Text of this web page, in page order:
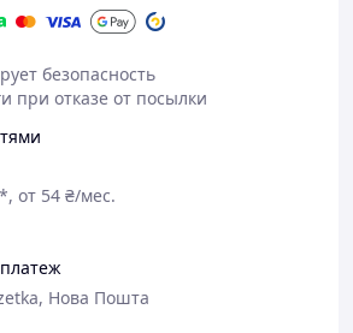
сроки мы тщательно проверим и
обслуживание
и отзывы
Play – выбирай лучших!
безопасность
при отказе от посылки
от 54 ₴/мес.
Нова Пошта